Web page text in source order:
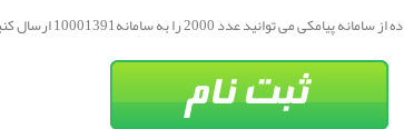
می توانید عدد 2000 را به سامانه10001391 ارسال کنید.